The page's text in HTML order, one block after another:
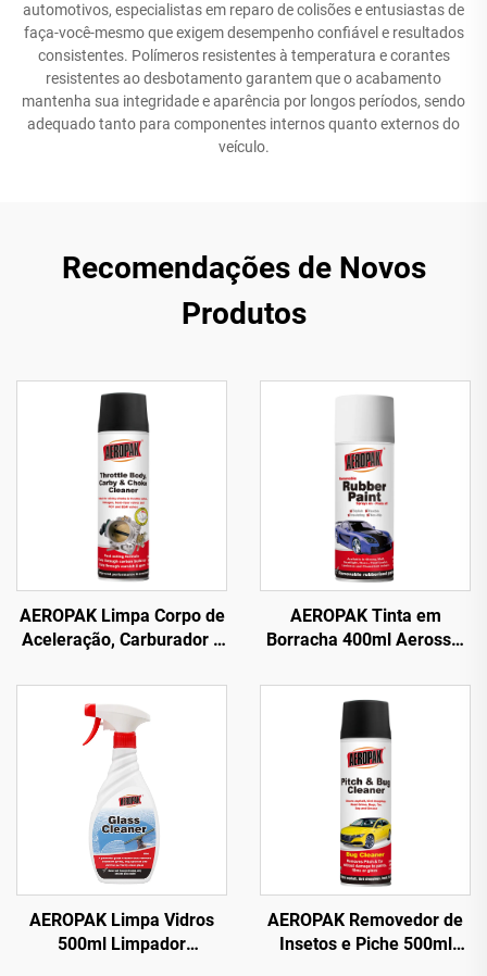
automotivos, especialistas em reparo de colisões e entusiastas de
faça-você-mesmo que exigem desempenho confiável e resultados
consistentes. Polímeros resistentes à temperatura e corantes
resistentes ao desbotamento garantem que o acabamento
mantenha sua integridade e aparência por longos períodos, sendo
adequado tanto para componentes internos quanto externos do
veículo.
Recomendações de Novos
Produtos
AEROPAK Limpa Corpo de
Aceleração, Carburador e
Carburação para Carro
AEROPAK Tinta em
Borracha 400ml Aerossol
Removível para Rodas
AEROPAK Limpa Vidros
500ml Limpador
AEROPAK Removedor de
Insetos e Piche 500ml